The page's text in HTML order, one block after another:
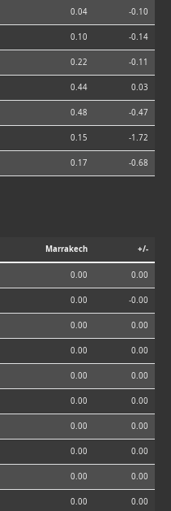
0.04 -0.10
0.10 -0.14
0.22 -0.11
0.44 0.03
0.48 -0.47
0.15 -1.72
0.17 -0.68
Marrakech +/-
0.00 0.00
0.00 -0.00
0.00 0.00
0.00 0.00
0.00 0.00
0.00 0.00
0.00 0.00
0.00 0.00
0.00 0.00
0.00 0.00